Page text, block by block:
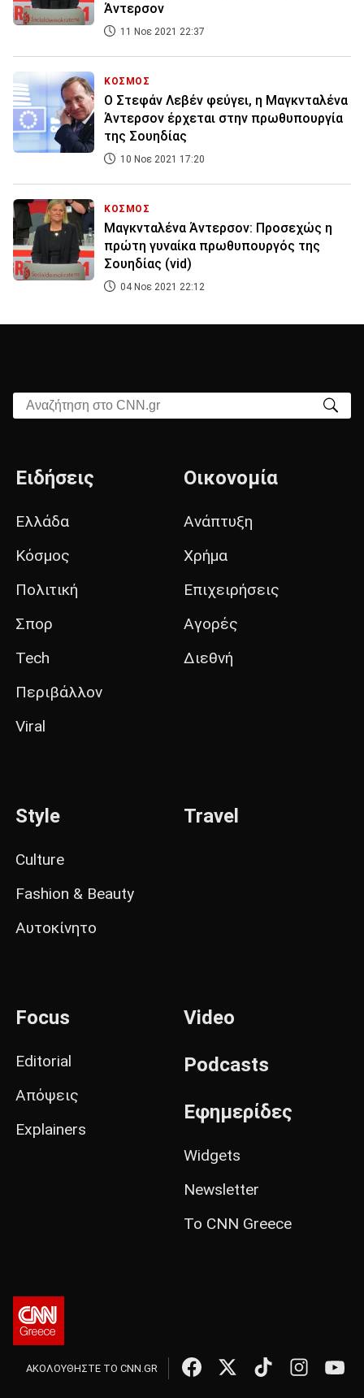
Άντερσον
11 Νοε 2021 22:37
ΚΟΣΜΟΣ
Ο Στεφάν Λεβέν φεύγει, η Μαγκνταλένα
Άντερσον έρχεται στην πρωθυπουργία
της Σουηδίας
10 Νοε 2021 17:20
ΚΟΣΜΟΣ
Μαγκνταλένα Άντερσον: Προσεχώς η
πρώτη γυναίκα πρωθυπουργός της
Σουηδίας (vid)
04 Νοε 2021 22:12
Αναζήτηση στο CNN.gr
Ειδήσεις
Ελλάδα
Κόσμος
Πολιτική
Σπορ
Tech
Περιβάλλον
Viral
Οικονομία
Ανάπτυξη
Χρήμα
Επιχειρήσεις
Αγορές
Διεθνή
Style
Culture
Fashion & Beauty
Αυτοκίνητο
Travel
Focus
Editorial
Απόψεις
Explainers
Video
Podcasts
Εφημερίδες
Widgets
Newsletter
Το CNN Greece
ΑΚΟΛΟΥΘΗΣΤΕ ΤΟ CNN.GR